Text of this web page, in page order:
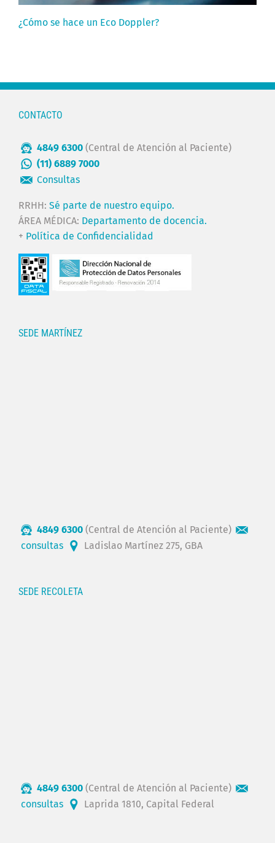
¿Cómo se hace un Eco Doppler?
CONTACTO
4849 6300 (Central de Atención al Paciente)
(11) 6889 7000
Consultas
RRHH: Sé parte de nuestro equipo.
ÁREA MÉDICA: Departamento de docencia.
+ Política de Confidencialidad
SEDE MARTÍNEZ
4849 6300 (Central de Atención al Paciente)
consultas
Ladislao Martínez 275, GBA
SEDE RECOLETA
4849 6300 (Central de Atención al Paciente)
consultas
Laprida 1810, Capital Federal